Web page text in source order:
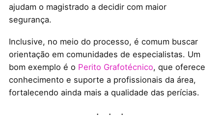
ajudam o magistrado a decidir com maior
segurança.
Inclusive, no meio do processo, é comum buscar
orientação em comunidades de especialistas. Um
bom exemplo é o Perito Grafotécnico, que oferece
conhecimento e suporte a profissionais da área,
fortalecendo ainda mais a qualidade das perícias.